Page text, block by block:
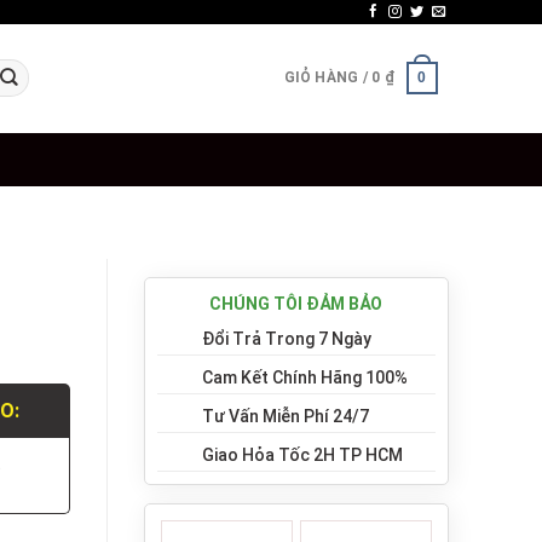
GIỎ HÀNG / 0 ₫ 0
CHÚNG TÔI ĐẢM BẢO
Đổi Trả Trong 7 Ngày
Cam Kết Chính Hãng 100%
Tư Vấn Miễn Phí 24/7
Giao Hỏa Tốc 2H TP HCM